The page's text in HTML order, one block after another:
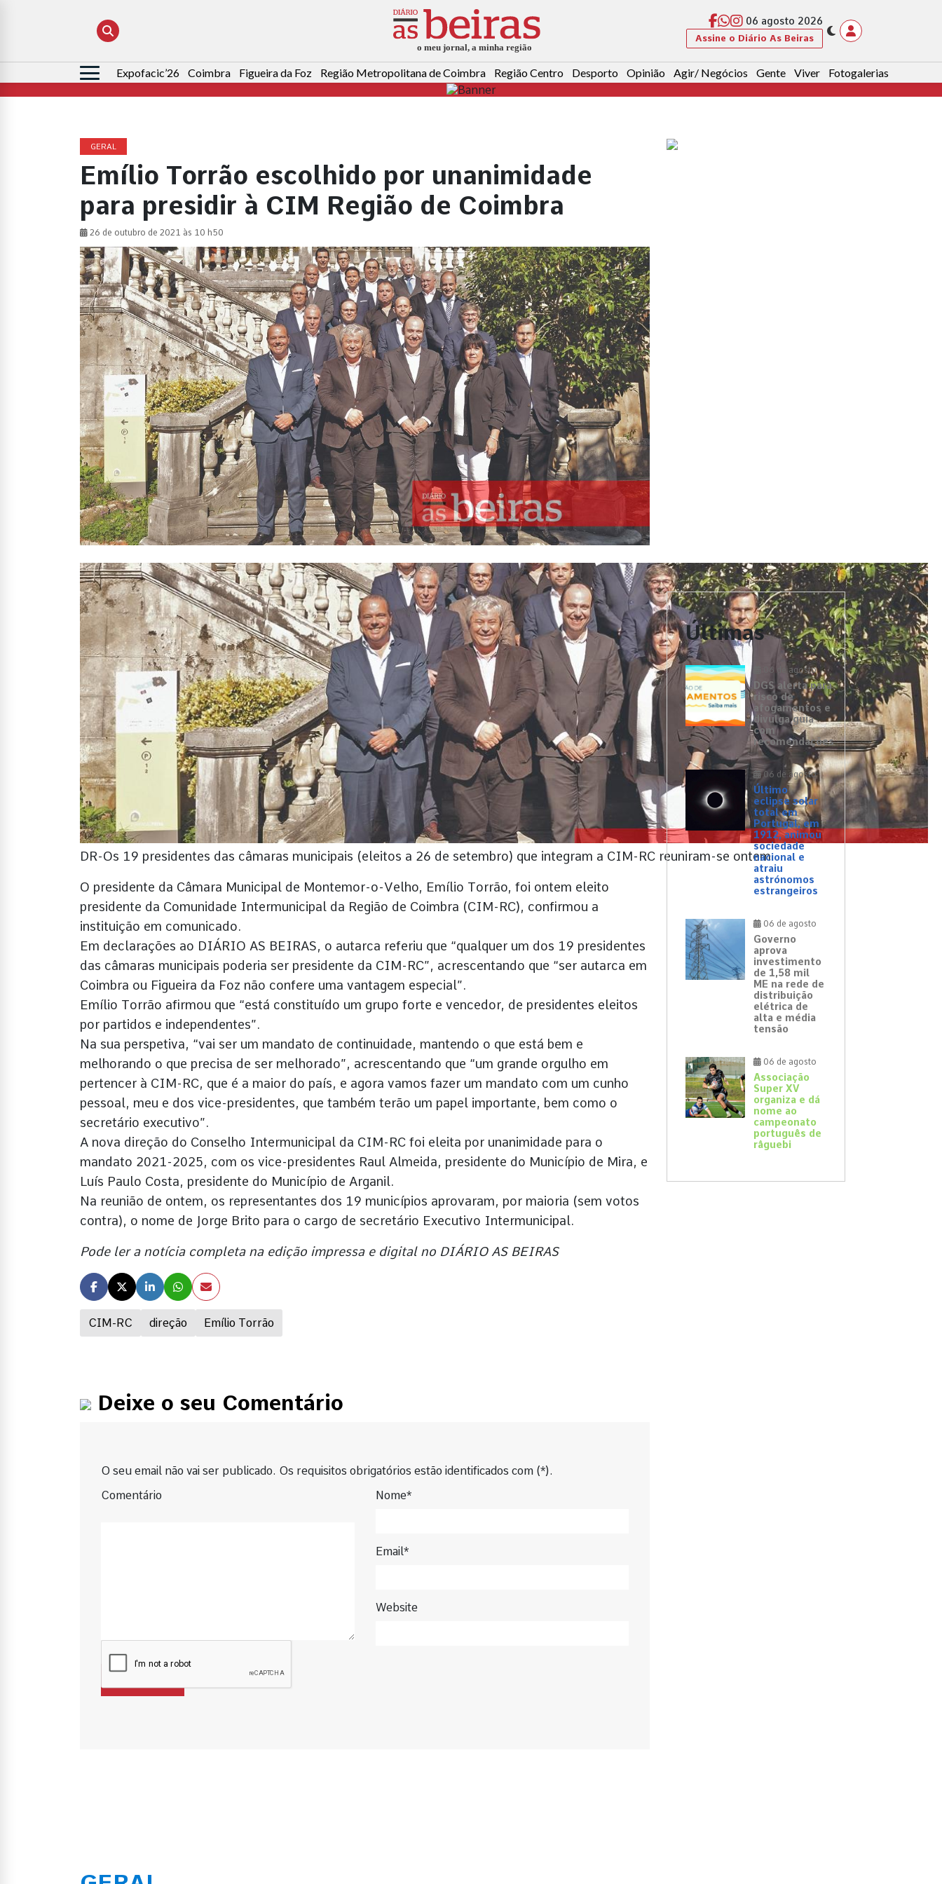
06 agosto 2026
Assine o Diário As Beiras
Pesquisar
por:
Expofacic’26 Coimbra Figueira da Foz Região Metropolitana de Coimbra Região Centro Desporto Opinião Agir/ Negócios Gente Viver Fotogalerias
GERAL
Emílio Torrão escolhido por unanimidade
para presidir à CIM Região de Coimbra
26 de outubro de 2021 às 10 h50
CIM-RC direção Emílio Torrão
DR-Os 19 presidentes das câmaras municipais (eleitos a 26 de setembro) que integram a CIM-RC reuniram-se ontem
O presidente da Câmara Municipal de Montemor-o-Velho, Emílio Torrão, foi ontem eleito
presidente da Comunidade Intermunicipal da Região de Coimbra (CIM-RC), confirmou a
instituição em comunicado.
Em declarações ao DIÁRIO AS BEIRAS, o autarca referiu que “qualquer um dos 19 presidentes
das câmaras municipais poderia ser presidente da CIM-RC”, acrescentando que “ser autarca em
Coimbra ou Figueira da Foz não confere uma vantagem especial”.
Emílio Torrão afirmou que “está constituído um grupo forte e vencedor, de presidentes eleitos
por partidos e independentes”.
Na sua perspetiva, “vai ser um mandato de continuidade, mantendo o que está bem e
melhorando o que precisa de ser melhorado”, acrescentando que “um grande orgulho em
pertencer à CIM-RC, que é a maior do país, e agora vamos fazer um mandato com um cunho
pessoal, meu e dos vice-presidentes, que também terão um papel importante, bem como o
secretário executivo”.
A nova direção do Conselho Intermunicipal da CIM-RC foi eleita por unanimidade para o
mandato 2021-2025, com os vice-presidentes Raul Almeida, presidente do Município de Mira, e
Luís Paulo Costa, presidente do Município de Arganil.
Na reunião de ontem, os representantes dos 19 municípios aprovaram, por maioria (sem votos
contra), o nome de Jorge Brito para o cargo de secretário Executivo Intermunicipal.
Pode ler a notícia completa na edição impressa e digital no DIÁRIO AS BEIRAS
Deixe o seu Comentário
O seu email não vai ser publicado. Os requisitos obrigatórios estão identificados com (*).
Comentário
Nome*
Email*
Website
Últimas
06 de agosto
DGS alerta para
risco de
afogamentos e
divulga guia
com
recomendações
06 de agosto
Último
eclipse solar
total em
Portugal, em
1912, animou
sociedade
nacional e
atraiu
astrónomos
estrangeiros
06 de agosto
Governo
aprova
investimento
de 1,58 mil
ME na rede de
distribuição
elétrica de
alta e média
tensão
06 de agosto
Associação
Super XV
organiza e dá
nome ao
campeonato
português de
râguebi